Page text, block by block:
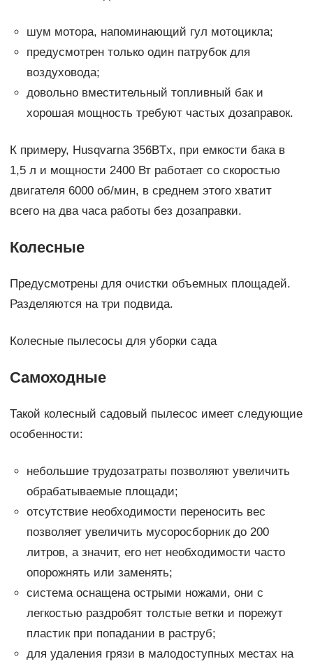
шум мотора, напоминающий гул мотоцикла;
предусмотрен только один патрубок для
воздуховода;
довольно вместительный топливный бак и
хорошая мощность требуют частых дозаправок.
К примеру, Husqvarna 356BTx, при емкости бака в
1,5 л и мощности 2400 Вт работает со скоростью
двигателя 6000 об/мин, в среднем этого хватит
всего на два часа работы без дозаправки.
Колесные
Предусмотрены для очистки объемных площадей.
Разделяются на три подвида.
Колесные пылесосы для уборки сада
Самоходные
Такой колесный садовый пылесос имеет следующие
особенности:
небольшие трудозатраты позволяют увеличить
обрабатываемые площади;
отсутствие необходимости переносить вес
позволяет увеличить мусоросборник до 200
литров, а значит, его нет необходимости часто
опорожнять или заменять;
система оснащена острыми ножами, они с
легкостью раздробят толстые ветки и порежут
пластик при попадании в раструб;
для удаления грязи в малодоступных местах на